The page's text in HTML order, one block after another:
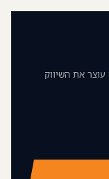
עוצר את השיווק